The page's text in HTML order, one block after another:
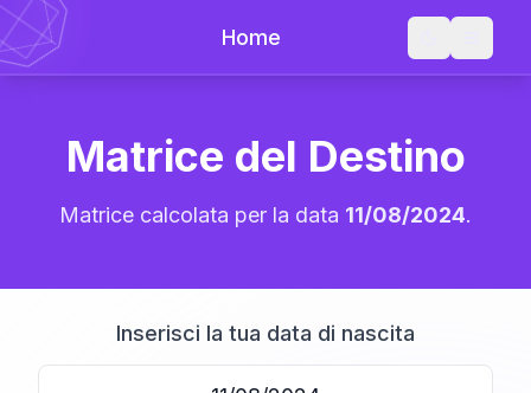
Home
Matrice del Destino
Matrice calcolata per la data 11/08/2024.
Inserisci la tua data di nascita